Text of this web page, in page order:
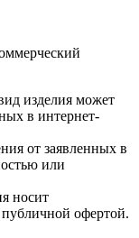
изделия может
в интернет-
от заявленных в
или
носит
офертой.